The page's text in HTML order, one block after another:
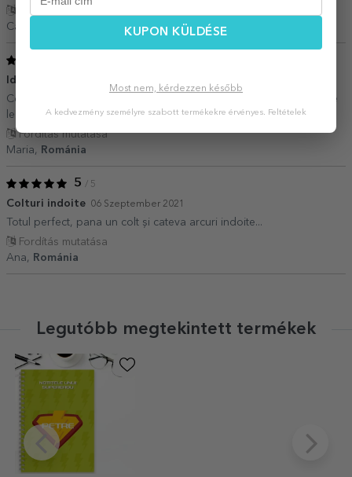
Camelia,
Ideal pentru un mic explorator
Cel mic a fost incantat sa isi noteze toate ideile de inventii pe care
le poate face un supererou.
Fordítás mutatása
Maria,
Románia
5 / 5
Colturi indoite 06 Szeptember 2021
Totul perfect, pana un colt și cateva arcuri indoite...
Fordítás mutatása
Ana,
Románia
Legutóbb megtekintett termékek
KUPON KÜLDÉSE
Most nem, kérdezzen később
A kedvezmény személyre szabott termékekre érvényes. Feltételek